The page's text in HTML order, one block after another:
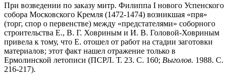
При возведении по заказу митр. Филиппа I нового Успенского
собора Московского Кремля (1472-1474) возникшая «пря»
(торг, спор о первенстве) между «предстателями» соборного
строительства Е., В. Г. Ховриным и И. В. Головой-Ховриным
привела к тому, что Е. отошел от работ на стадии заготовки
материалов; этот факт нашел отражение только в
Ермолинской летописи (ПСРЛ. Т. 23. С. 160; Выголов. 1988. С.
216-217).